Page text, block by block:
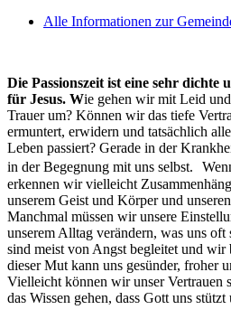
Alle Informationen zur
Die Passionszeit ist eine sehr dichte
für Jesus. Wie gehen wir mit Leid
Trauer um? Können wir das tiefe
ermuntert, erwidern und tatsächlich
Leben passiert? Gerade in der
in der Begegnung mit uns selbst.
erkennen wir vielleicht
unserem Geist und Körper und
Manchmal müssen wir unsere
unserem Alltag verändern, was uns
sind meist von Angst begleitet und wir
dieser Mut kann uns gesünder, froher
Vielleicht können wir unser Vertrauen
das Wissen gehen, dass Gott uns